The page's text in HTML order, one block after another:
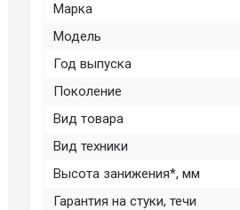
Марка
Модель
Год выпуска
Поколение
Вид товара
Вид техники
Высота занижения*, мм
Гарантия на стуки, течи